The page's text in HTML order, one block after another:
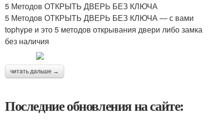
5 Методов ОТКРЫТЬ ДВЕРЬ БЕЗ КЛЮЧА
5 Методов ОТКРЫТЬ ДВЕРЬ БЕЗ КЛЮЧА — с вами
tophype и это 5 методов открывания двери либо замка
без наличия
читать дальше →
Последние обновления на сайте: